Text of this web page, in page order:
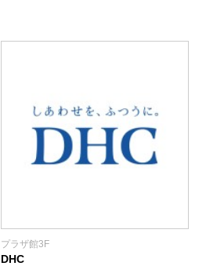
プラザ館3F
DHC